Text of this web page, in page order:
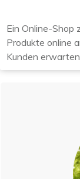
Ein Online-Shop
Produkte online
Kunden erwarten